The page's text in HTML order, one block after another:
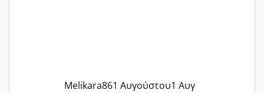
Melikara861 Αυγούστου1 Αυγ